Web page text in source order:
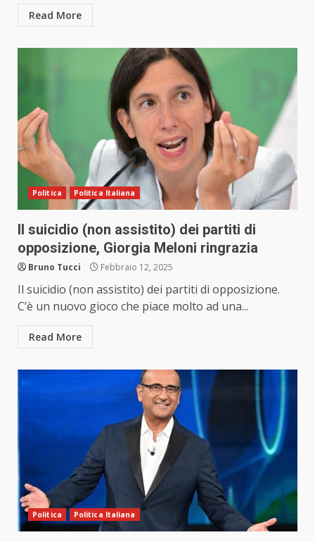
Read More
Politica Politica Italiana
Il suicidio (non assistito) dei partiti di
opposizione, Giorgia Meloni ringrazia
Bruno Tucci Febbraio 12, 2025
Il suicidio (non assistito) dei partiti di opposizione.
C’è un nuovo gioco che piace molto ad una...
Read More
Politica Politica Italiana